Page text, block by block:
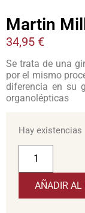
Martin
34,95 €
Se trata de una
por el mismo
diferencia en su
organolépticas
Hay existencias
AÑADIR AL